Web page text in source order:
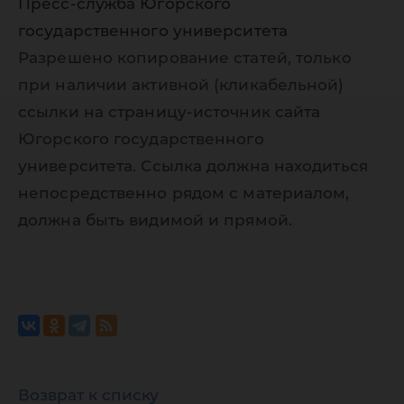
Пресс-служба Югорского
государственного университета
Разрешено копирование статей, только
при наличии активной (кликабельной)
ссылки на страницу-источник сайта
Югорского государственного
университета. Ссылка должна находиться
непосредственно рядом с материалом,
должна быть видимой и прямой.
Возврат к списку